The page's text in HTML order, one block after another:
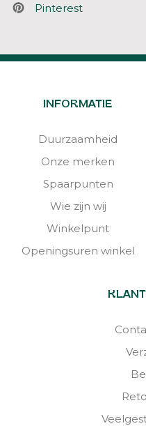
Pinterest
INFORMATIE
Duurzaamheid
Onze merken
Spaarpunten
Wie zijn wij
Winkelpunt
Openingsuren winkel